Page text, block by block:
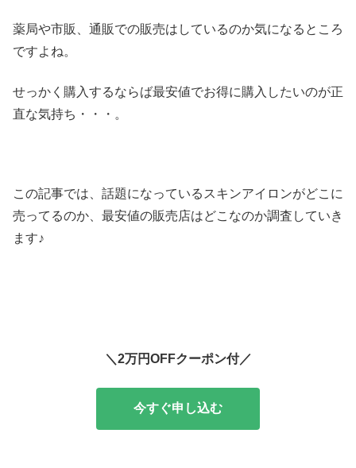
薬局や市販、通販での販売はしているのか気になるところ
ですよね。
せっかく購入するならば最安値でお得に購入したいのが正
直な気持ち・・・。
この記事では、話題になっているスキンアイロンがどこに
売ってるのか、最安値の販売店はどこなのか調査していき
ます♪
＼2万円OFFクーポン付／
今すぐ申し込む